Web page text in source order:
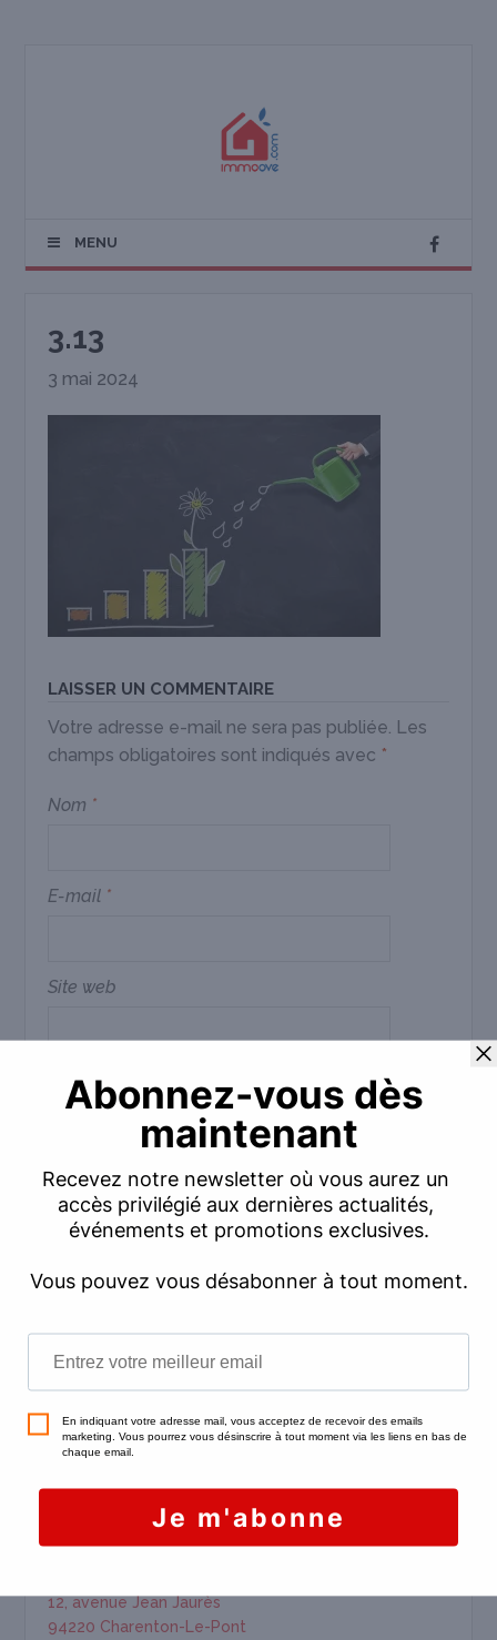
MENU
3.13
3 mai 2024
LAISSER UN COMMENTAIRE
Votre adresse e-mail ne sera pas publiée. Les
champs obligatoires sont indiqués avec *
Nom *
E-mail *
Site web
Commentaire
12, avenue Jean Jaurès
94220 Charenton-Le-Pont